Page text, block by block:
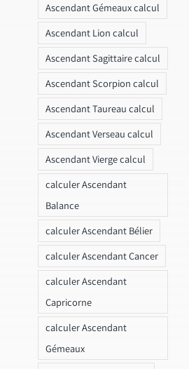
Ascendant Gémeaux calcul
Ascendant Lion calcul
Ascendant Sagittaire calcul
Ascendant Scorpion calcul
Ascendant Taureau calcul
Ascendant Verseau calcul
Ascendant Vierge calcul
calculer Ascendant
Balance
calculer Ascendant Bélier
calculer Ascendant Cancer
calculer Ascendant
Capricorne
calculer Ascendant
Gémeaux